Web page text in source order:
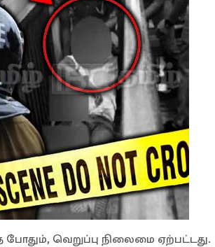
வெறுப்பு நிலைமை ஏற்பட்டது.